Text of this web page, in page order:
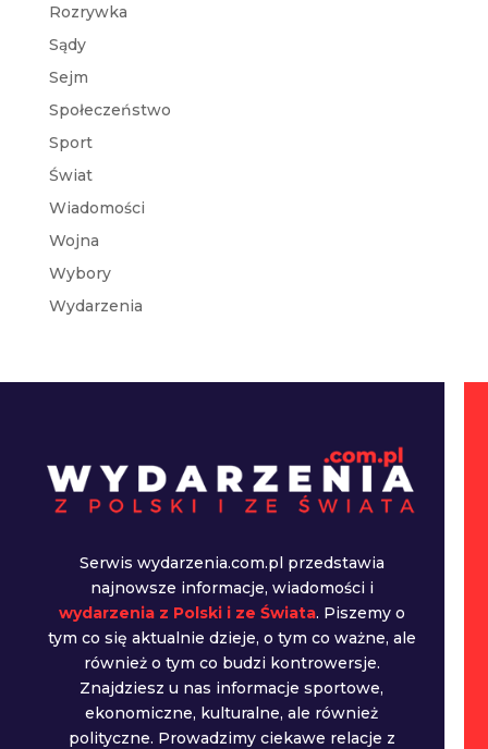
Rozrywka
Sądy
Sejm
Społeczeństwo
Sport
Świat
Wiadomości
Wojna
Wybory
Wydarzenia
Serwis wydarzenia.com.pl przedstawia
najnowsze informacje, wiadomości i
wydarzenia z Polski i ze Świata. Piszemy o
tym co się aktualnie dzieje, o tym co ważne, ale
również o tym co budzi kontrowersje.
Znajdziesz u nas informacje sportowe,
ekonomiczne, kulturalne, ale również
polityczne. Prowadzimy ciekawe relacje z